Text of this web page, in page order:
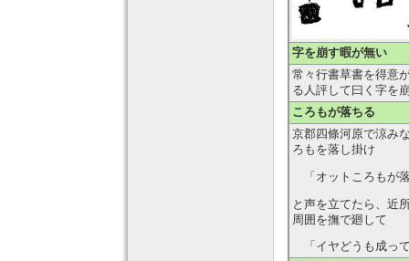
字を崩す暇が無い
常々行書草書を得意
る人評して曰く字を
ころもが落ちる
京郡四條河原で涼み
ろもを落し掛け
「オットころもが
と声を立てたら、近
周囲を撫で廻して
「イヤどうも成っ